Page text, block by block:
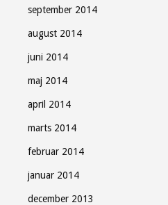
september 2014
august 2014
juni 2014
maj 2014
april 2014
marts 2014
februar 2014
januar 2014
december 2013